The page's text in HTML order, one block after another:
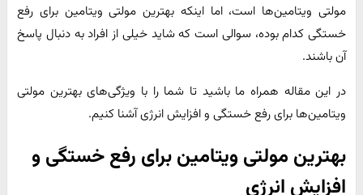
مولتی ویتامین‌ها است، اما اینکه بهترین مولتی ویتامین برای رفع
خستگی کدام بوده، سوالی است که شاید خیلی از افراد به دنبال پاسخ
آن باشند.
در این مقاله همراه ما باشید تا شما را با ویژگی‌های بهترین مولتی
ویتامین‌ها برای رفع خستگی و افزایش انرژی آشنا کنیم.
بهترین مولتی ویتامین برای رفع خستگی و
افزایش انرژی